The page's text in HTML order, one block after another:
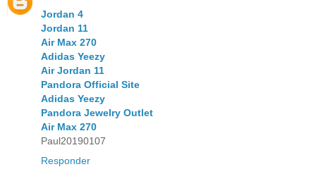
Jordan 4
Jordan 11
Air Max 270
Adidas Yeezy
Air Jordan 11
Pandora Official Site
Adidas Yeezy
Pandora Jewelry Outlet
Air Max 270
Paul20190107
Responder